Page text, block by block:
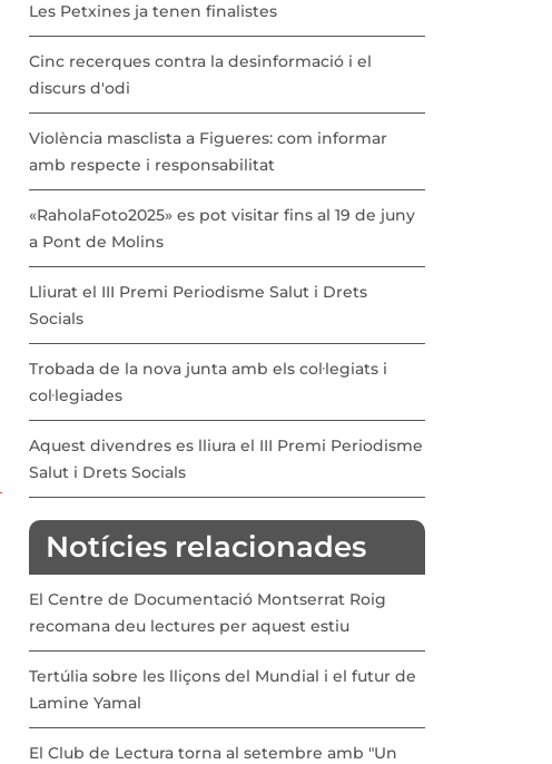
Les Petxines ja tenen finalistes
Cinc recerques contra la desinformació i el
discurs d'odi
Violència masclista a Figueres: com informar
amb respecte i responsabilitat
«RaholaFoto2025» es pot visitar fins al 19 de juny
a Pont de Molins
Lliurat el III Premi Periodisme Salut i Drets
Socials
Trobada de la nova junta amb els col·legiats i
col·legiades
Aquest divendres es lliura el III Premi Periodisme
Salut i Drets Socials
Notícies relacionades
El Centre de Documentació Montserrat Roig
recomana deu lectures per aquest estiu
Tertúlia sobre les lliçons del Mundial i el futur de
Lamine Yamal
El Club de Lectura torna al setembre amb "Un